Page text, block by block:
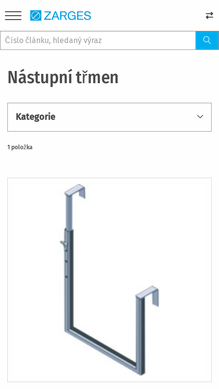
Nástupní třmen
1 položka
Kategorie